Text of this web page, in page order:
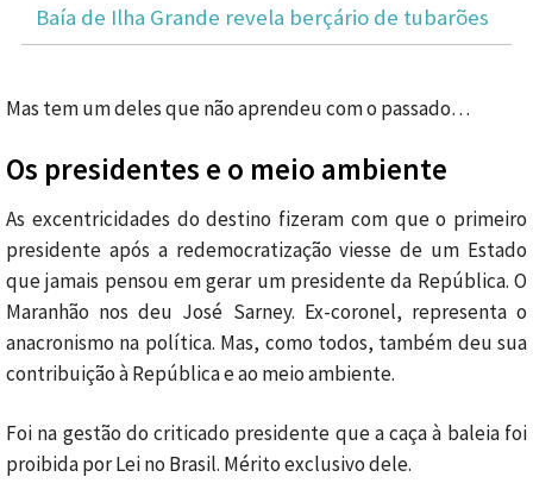
Baía de Ilha Grande revela berçário de tubarões
Mas tem um deles que não aprendeu com o passado…
Os presidentes e o meio ambiente
As excentricidades do destino fizeram com que o primeiro
presidente após a redemocratização viesse de um Estado
que jamais pensou em gerar um presidente da República. O
Maranhão nos deu José Sarney. Ex-coronel, representa o
anacronismo na política. Mas, como todos, também deu sua
contribuição à República e ao meio ambiente.
Foi na gestão do criticado presidente que a caça à baleia foi
proibida por Lei no Brasil. Mérito exclusivo dele.